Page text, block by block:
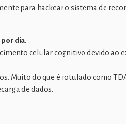
para hackear o sistema de
por dia.
celular cognitivo devido ao
Muito do que é rotulado como
de dados.